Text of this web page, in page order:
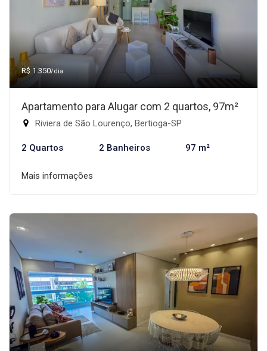
R$ 1.350/dia
Apartamento para Alugar com 2 quartos, 97m²
Riviera de São Lourenço, Bertioga-SP
2 Quartos 2 Banheiros 97 m²
Mais informações